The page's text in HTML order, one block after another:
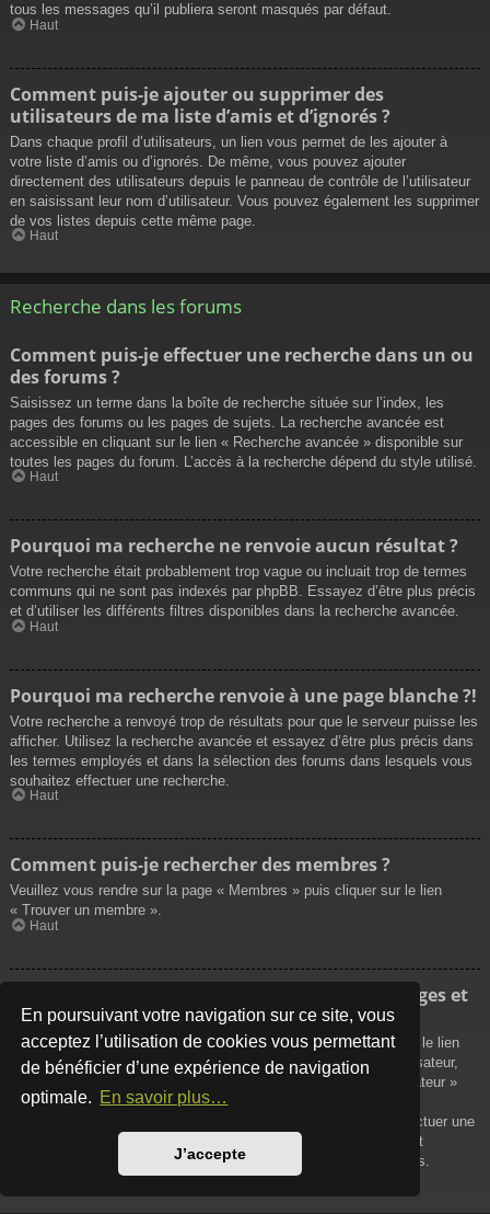
En poursuivant votre navigation sur ce site, vous
acceptez l’utilisation de cookies vous permettant
de bénéficier d’une expérience de navigation
optimale. En savoir plus…
J’accepte
tous les messages qu’il publiera seront masqués par défaut.
Haut
Comment puis-je ajouter ou supprimer des
utilisateurs de ma liste d’amis et d’ignorés ?
Dans chaque profil d’utilisateurs, un lien vous permet de les ajouter à
votre liste d’amis ou d’ignorés. De même, vous pouvez ajouter
directement des utilisateurs depuis le panneau de contrôle de l’utilisateur
en saisissant leur nom d’utilisateur. Vous pouvez également les supprimer
de vos listes depuis cette même page.
Haut
Recherche dans les forums
Comment puis-je effectuer une recherche dans un ou
des forums ?
Saisissez un terme dans la boîte de recherche située sur l’index, les
pages des forums ou les pages de sujets. La recherche avancée est
accessible en cliquant sur le lien « Recherche avancée » disponible sur
toutes les pages du forum. L’accès à la recherche dépend du style utilisé.
Haut
Pourquoi ma recherche ne renvoie aucun résultat ?
Votre recherche était probablement trop vague ou incluait trop de termes
communs qui ne sont pas indexés par phpBB. Essayez d’être plus précis
et d’utiliser les différents filtres disponibles dans la recherche avancée.
Haut
Pourquoi ma recherche renvoie à une page blanche ?!
Votre recherche a renvoyé trop de résultats pour que le serveur puisse les
afficher. Utilisez la recherche avancée et essayez d’être plus précis dans
les termes employés et dans la sélection des forums dans lesquels vous
souhaitez effectuer une recherche.
Haut
Comment puis-je rechercher des membres ?
Veuillez vous rendre sur la page « Membres » puis cliquer sur le lien
« Trouver un membre ».
Haut
Comment puis-je retrouver mes propres messages et
sujets ?
Vos propres messages peuvent être affichés soit en cliquant sur le lien
« Afficher vos messages » dans le panneau de contrôle de l’utilisateur,
soit en cliquant sur le lien « Rechercher les messages de l’utilisateur »
sur la page de votre propre profil ou soit en cliquant sur le menu
« Raccourcis » situé sur la partie supérieure du forum. Pour effectuer une
recherche de vos propres sujets, utilisez la recherche avancée et
remplissez convenablement les options qui vous sont disponibles.